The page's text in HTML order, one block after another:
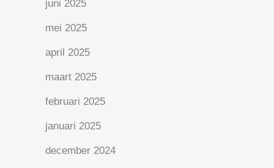
juni 2025
mei 2025
april 2025
maart 2025
februari 2025
januari 2025
december 2024